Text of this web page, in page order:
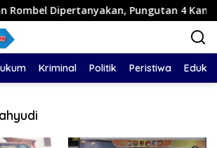
Pungutan 4 Kantin Capai Rp.28
Kriminal Politik Peristiwa